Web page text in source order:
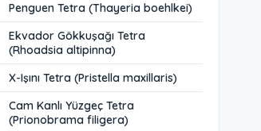
Penguen Tetra (Thayeria boehlkei)
Ekvador Gökkuşağı Tetra
(Rhoadsia altipinna)
X-Işını Tetra (Pristella maxillaris)
Cam Kanlı Yüzgeç Tetra
(Prionobrama filigera)